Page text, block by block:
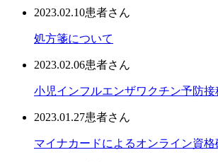
2023.02.10患者さん
処方箋について
2023.02.06患者さん
小児インフルエンザワクチン予防接
2023.01.27患者さん
マイナカードによるオンライン資格